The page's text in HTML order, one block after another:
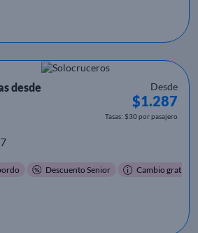
desde
Desde
$1.287
Tasas: $30 por pasajero
Descuento Senior Cambio gratis